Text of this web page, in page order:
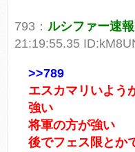
793： ルシファー速報
21:19:55.35
>>789
エスカマリいよう
強い
将軍の方が強い
後でフェス限とか